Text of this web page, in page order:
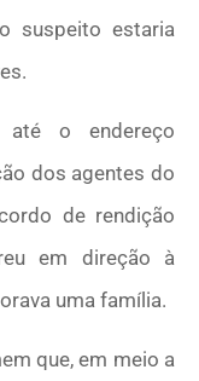
suspeito estaria
até o endereço
dos agentes do
de rendição
em direção à
uma família.
que, em meio a